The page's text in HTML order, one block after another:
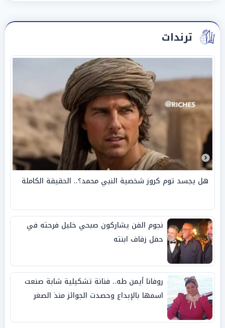
ترندات
هل يجسد توم كروز شخصية النبي محمد؟.. الحقيقة الكاملة
نجوم الفن يشاركون صبحي خليل فرحته في
حفل زفاف ابنته
روفانا أيمن طه.. فنانة تشكيلية شابة صنعت
اسمها بالإبداع وحصدت الجوائز منذ الصغر